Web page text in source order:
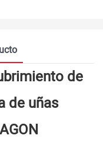
de
de uñas